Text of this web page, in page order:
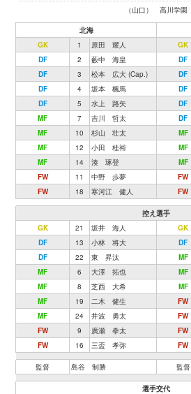
（山口） 高川学園
北海
GK
1 原田 耀人 GK
DF
2 藪中 海皇 DF
DF
3 松本 広大 (Cap.) DF
DF
4 坂本 楓馬 DF
DF
5 水上 路矢 DF
MF
7 吉川 哲太 DF
MF
10 杉山 壮太 MF
MF
12 小田 桂裕 MF
MF
14 湊 琢登 MF
FW
11 中野 歩夢 FW
FW
18 寒河江 健人 FW
控え選手
GK
21 坂井 海人 GK
DF
13 小林 将大 DF
DF
22 東 昇汰 MF
MF
6 大澤 拓也 MF
MF
8 芝西 大希 MF
MF
19 二木 健生 FW
MF
24 井波 勇太 FW
FW
9 廣瀬 拳太 FW
FW
16 三盃 孝弥 FW
監督 島谷 制勝 監督
選手交代